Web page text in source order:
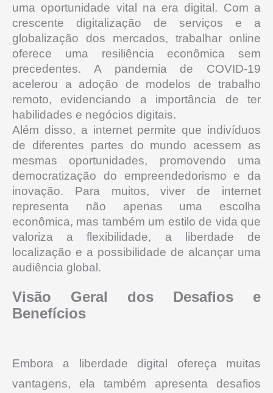
uma oportunidade vital na era digital. Com a
crescente digitalização de serviços e a
globalização dos mercados, trabalhar online
oferece uma resiliência econômica sem
precedentes. A pandemia de COVID-19
acelerou a adoção de modelos de trabalho
remoto, evidenciando a importância de ter
habilidades e negócios digitais.
Além disso, a internet permite que indivíduos
de diferentes partes do mundo acessem as
mesmas oportunidades, promovendo uma
democratização do empreendedorismo e da
inovação. Para muitos, viver de internet
representa não apenas uma escolha
econômica, mas também um estilo de vida que
valoriza a flexibilidade, a liberdade de
localização e a possibilidade de alcançar uma
audiência global.
Visão Geral dos Desafios e
Benefícios
Embora a liberdade digital ofereça muitas
vantagens, ela também apresenta desafios